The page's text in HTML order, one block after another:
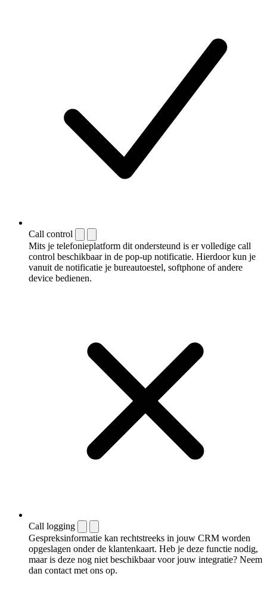
Call control
Mits je telefonieplatform dit ondersteund is er volledige call
control beschikbaar in de pop-up notificatie. Hierdoor kun je
vanuit de notificatie je bureautoestel, softphone of andere
device bedienen.
Call logging
Gespreksinformatie kan rechtstreeks in jouw CRM worden
opgeslagen onder de klantenkaart. Heb je deze functie nodig,
maar is deze nog niet beschikbaar voor jouw integratie? Neem
dan contact met ons op.